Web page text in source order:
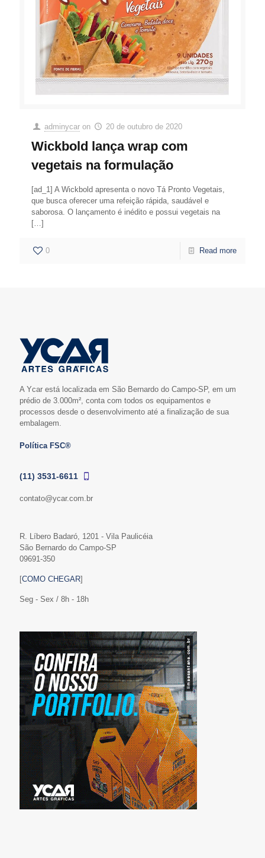
adminycar on 20 de outubro de 2020
Wickbold lança wrap com
vegetais na formulação
[ad_1] A Wickbold apresenta o novo Tá Pronto Vegetais,
que busca oferecer uma refeição rápida, saudável e
saborosa. O lançamento é inédito e possui vegetais na
[…]
0 Read more
A Ycar está localizada em São Bernardo do Campo-SP, em um
prédio de 3.000m², conta com todos os equipamentos e
processos desde o desenvolvimento até a finalização de sua
embalagem.
Política FSC®
(11) 3531-6611
contato@ycar.com.br
R. Líbero Badaró, 1201 - Vila Paulicéia
São Bernardo do Campo-SP
09691-350
[COMO CHEGAR]
Seg - Sex / 8h - 18h